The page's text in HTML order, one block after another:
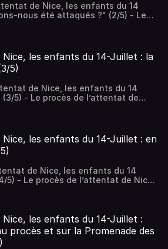
de Nice, les enfants du 14
nous été attaqués ?" (2/5) - Le
Nice, qui a fait 86 morts le 14
dont la vie a été bouleversée
c’est le début d’une longue nuit
les enquêteurs. Vous aimez
tous les autres épisodes sans
les enfants du 14-Juillet : la
5)
de Nice, les enfants du 14
5) - Le procès de l’attentat de
le 14 juillet 2016, s’ouvre. Ceux
par ce drame se confient à
certains, au deuil si difficile après
limite, rendez-vous sur Radio
les enfants du 14-Juillet : en
de Nice, les enfants du 14
5) - Le procès de l’attentat de Nice,
juillet 2016, s’ouvre. Ceux dont la
par ce drame se confient à
des enfants a vu le jour. Vous
écouter tous les autres épisodes
sur Radio France.
les enfants du 14-Juillet :
procès et sur la Promenade des